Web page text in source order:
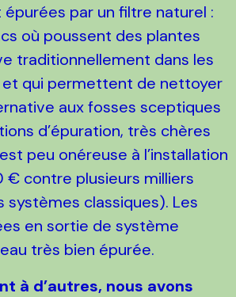
par un filtre naturel :
où poussent des plantes
traditionnellement dans les
et qui permettent de nettoyer
aux fosses sceptiques
d’épuration, très chères
peu onéreuse à l’installation
€ contre plusieurs milliers
systèmes classiques). Les
en sortie de système
très bien épurée.
à d’autres, nous avons